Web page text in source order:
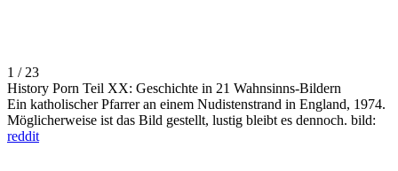
1 / 23
History Porn Teil XX: Geschichte in 21 Wahnsinns-Bildern
Ein katholischer Pfarrer an einem Nudistenstrand in England, 1974.
Möglicherweise ist das Bild gestellt, lustig bleibt es dennoch. bild:
reddit